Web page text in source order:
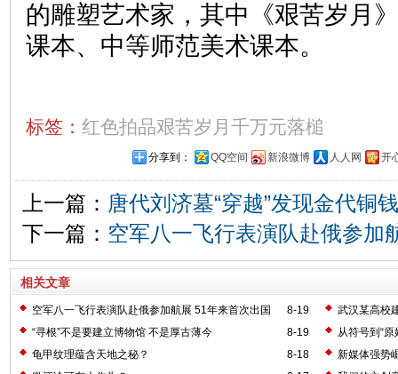
的雕塑艺术家，其中《艰苦岁月
课本、中等师范美术课本。
标签： 红色拍品艰苦岁月千万元落槌
分享到： QQ空间 新浪微博 人人网 开
上一篇： 唐代刘济墓“穿越”发现金代铜钱
下一篇： 空军八一飞行表演队赴俄参加
相关文章
8-19
空军八一飞行表演队赴俄参加航展 51年来首次出国
武汉某高校
神
8-19
“寻根”不是要建立博物馆 不是厚古薄今
从符号到“原
8-18
龟甲纹理蕴含天地之秘？
新媒体强势